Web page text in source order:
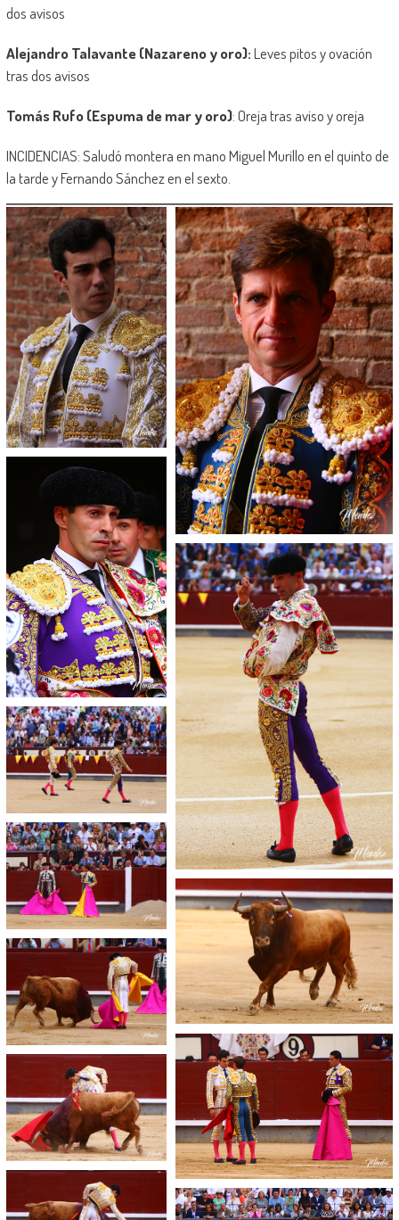
dos avisos
Alejandro Talavante (Nazareno y oro):Leves pitos y ovación
tras dos avisos
Tomás Rufo (Espuma de mar y oro): Oreja tras aviso y oreja
INCIDENCIAS: Saludó montera en mano Miguel Murillo en el quinto de
la tarde y Fernando Sánchez en el sexto.